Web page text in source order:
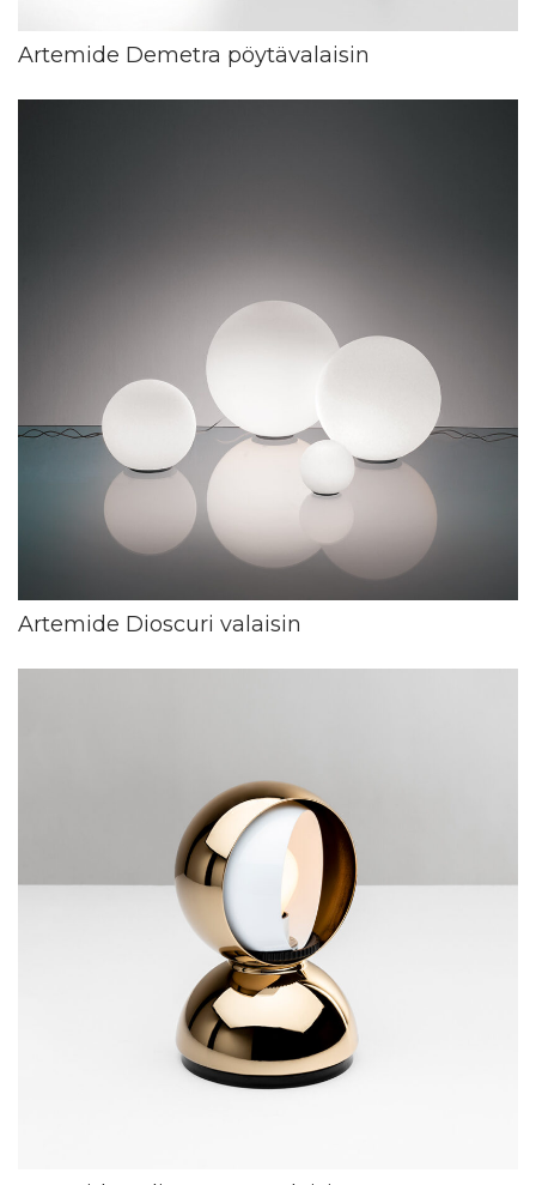
Artemide Demetra pöytävalaisin
Artemide Dioscuri valaisin